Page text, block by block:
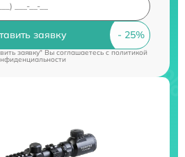
заявку
заявку" Вы соглашаетесь cполитикой